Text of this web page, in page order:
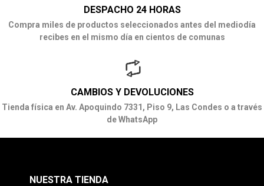
DESPACHO 24 HORAS
Compra miles de productos seleccionados antes del mediodía
recibes en el mismo día en cientos de comunas
CAMBIOS Y DEVOLUCIONES
Tienda física en Av. Apoquindo 7331, Piso 9, Las Condes o a través
de WhatsApp
NUESTRA TIENDA